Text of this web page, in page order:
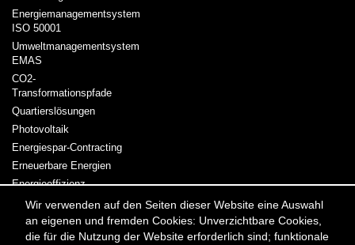
Wir verwenden auf den Seiten dieser Website eine Auswahl
an eigenen und fremden Cookies: Unverzichtbare Cookies,
die für die Nutzung der Website erforderlich sind; funktionale
Energiemanagementsystem
ISO 50001
Umweltmanagementsystem
EMAS
CO2-
Transformationspfade
Quartierslösungen
Photovoltaik
Energiespar-Contracting
Erneuerbare Energien
Energieeffizienz
Kraft-Wärme-Kopplung
Strom & Wärme